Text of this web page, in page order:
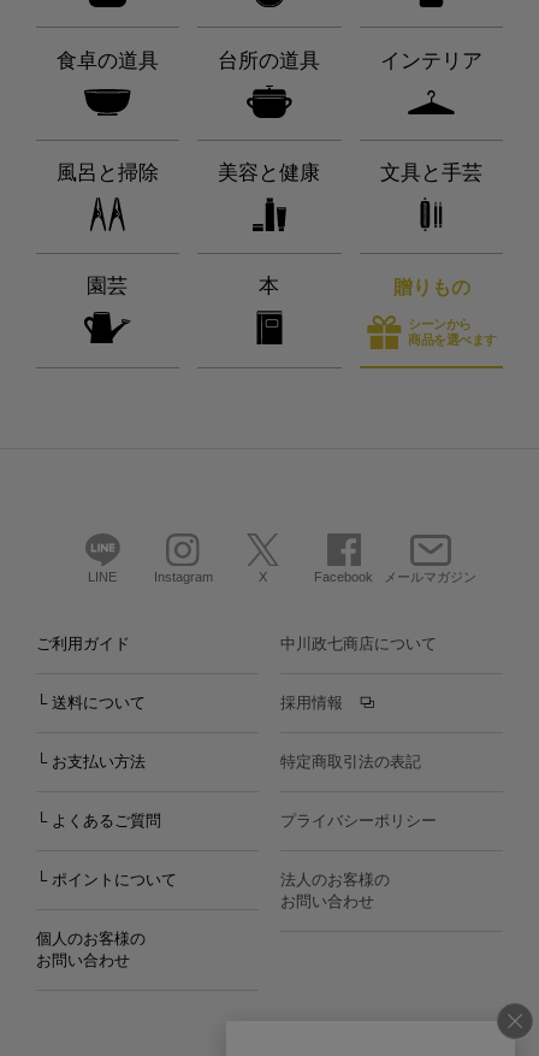
食卓の道具 台所の道具 インテリア
風呂と掃除 美容と健康 文具と手芸
園芸 本 贈りもの
シーンから
商品を選べます
LINE Instagram X Facebook メールマガジン
ご利用ガイド
└ 送料について
└ お支払い方法
└ よくあるご質問
└ ポイントについて
個人のお客様の
お問い合わせ
中川政七商店について
採用情報
特定商取引法の表記
プライバシーポリシー
法人のお客様の
お問い合わせ